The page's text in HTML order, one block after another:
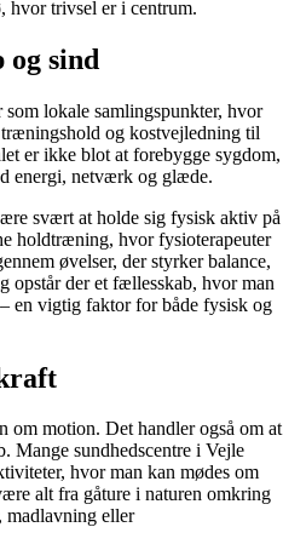
hvor trivsel er i centrum.
og sind
som lokale samlingspunkter, hvor
og kostvejledning til
er ikke blot at forebygge sygdom,
energi, netværk og glæde.
svært at holde sig fysisk aktiv på
holdtræning, hvor fysioterapeuter
øvelser, der styrker balance,
opstår der et fællesskab, hvor man
en vigtig faktor for både fysisk og
motion. Det handler også om at
Mange sundhedscentre i Vejle
hvor man kan mødes om
alt fra gåture i naturen omkring
madlavning eller